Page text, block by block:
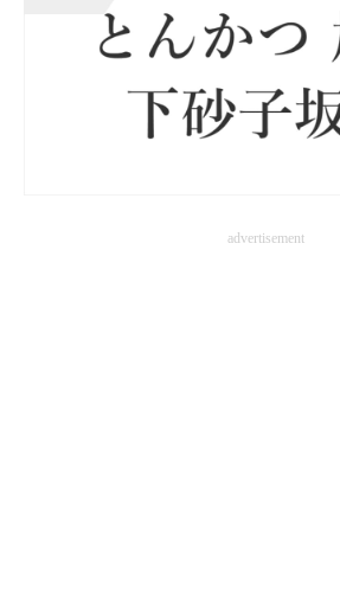
モノづくり技術者専門サイト
電子設計の基本と応用
advertisement